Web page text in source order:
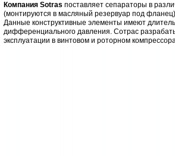
Компания Sotras поставляет сепараторы в
(монтируются в масляный резервуар под
Данные конструктивные элементы имеют
дифференциального давления. Сотрас
эксплуатации в винтовом и роторном